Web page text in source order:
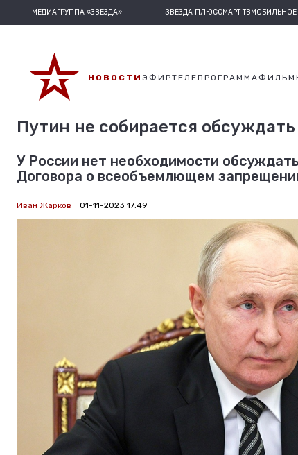
МЕДИАГРУППА «ЗВЕЗДА» ЗВЕЗДА ПЛЮССМАРТ ТВ
НОВОСТИ ЭФИРТЕЛЕПРОГРАММА
Путин не собирается
У России нет необходимости
Договора о всеобъемлющем
Иван Жарков 01-11-2023 17:49